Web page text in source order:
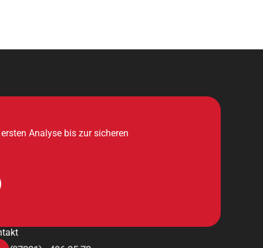
Analyse bis zur sicheren